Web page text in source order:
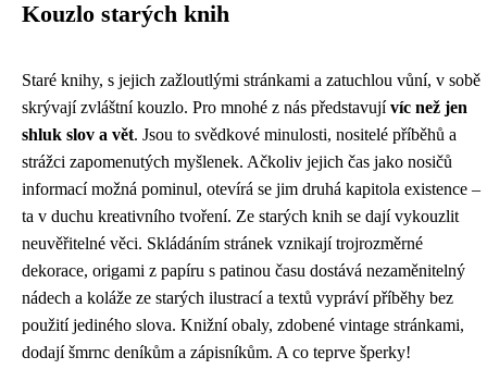
Kouzlo starých knih
Staré knihy, s jejich zažloutlými stránkami a zatuchlou vůní, v sobě
skrývají zvláštní kouzlo. Pro mnohé z nás představujívíc než jen
shluk slov a vět. Jsou to svědkové minulosti, nositelé příběhů a
strážci zapomenutých myšlenek. Ačkoliv jejich čas jako nosičů
informací možná pominul, otevírá se jim druhá kapitola existence –
ta v duchu kreativního tvoření. Ze starých knih se dají vykouzlit
neuvěřitelné věci. Skládáním stránek vznikají trojrozměrné
dekorace, origami z papíru s patinou času dostává nezaměnitelný
nádech a koláže ze starých ilustrací a textů vypráví příběhy bez
použití jediného slova. Knižní obaly, zdobené vintage stránkami,
dodají šmrnc deníkům a zápisníkům. A co teprve šperky!